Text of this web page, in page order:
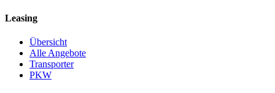
Leasing
Übersicht
Alle Angebote
Transporter
PKW